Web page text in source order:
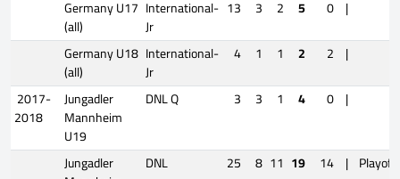
Germany U17
(all)
International-
Jr
13 3 2 5 0 |
Germany U18
(all)
International-
Jr
4 1 1 2 2 |
2017-
2018
Jungadler
Mannheim
U19
DNL Q 3 3 1 4 0 |
Jungadler
DNL 25 8 11 19 14 |